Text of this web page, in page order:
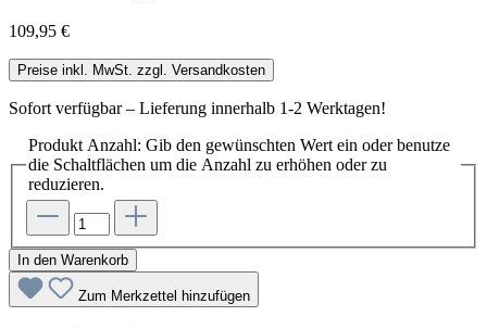
109,95 €
Preise inkl. MwSt. zzgl. Versandkosten
Sofort verfügbar – Lieferung innerhalb 1-2 Werktagen!
Produkt Anzahl: Gib den gewünschten Wert ein oder benutze
die Schaltflächen um die Anzahl zu erhöhen oder zu
reduzieren.
In den Warenkorb
Zum Merkzettel hinzufügen